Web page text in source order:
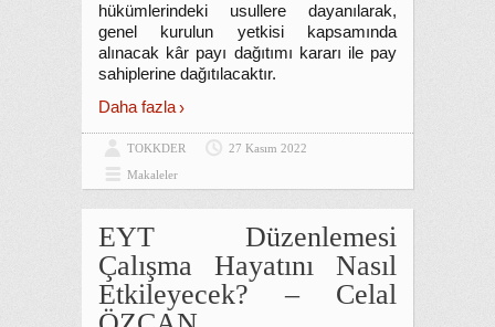
hükümlerindeki usullere dayanılarak,
genel kurulun yetkisi kapsamında
alınacak kâr payı dağıtımı kararı ile pay
sahiplerine dağıtılacaktır.
Daha fazla
TOKKDER
27 Kasım 2022
Makaleler
EYT Düzenlemesi
Çalışma Hayatını Nasıl
Etkileyecek? – Celal